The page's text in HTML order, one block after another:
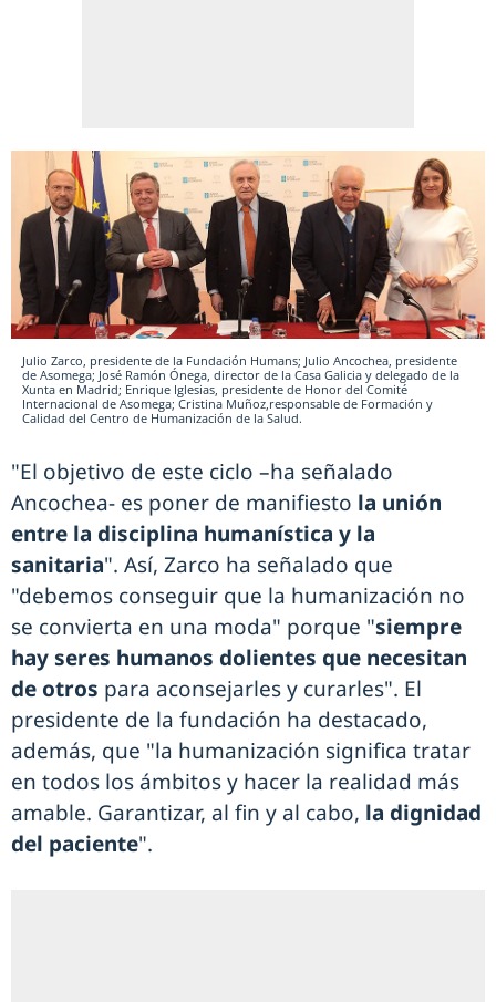
Julio Zarco, presidente de la Fundación Humans; Julio Ancochea, presidente
de Asomega; José Ramón Ónega, director de la Casa Galicia y delegado de la
Xunta en Madrid; Enrique Iglesias, presidente de Honor del Comité
Internacional de Asomega; Cristina Muñoz,responsable de Formación y
Calidad del Centro de Humanización de la Salud.
"El objetivo de este ciclo –ha señalado
Ancochea- es poner de manifiesto la unión
entre la disciplina humanística y la
sanitaria". Así, Zarco ha señalado que
"debemos conseguir que la humanización no
se convierta en una moda" porque "siempre
hay seres humanos dolientes que necesitan
de otros para aconsejarles y curarles". El
presidente de la fundación ha destacado,
además, que "la humanización significa tratar
en todos los ámbitos y hacer la realidad más
amable. Garantizar, al fin y al cabo, la dignidad
del paciente".